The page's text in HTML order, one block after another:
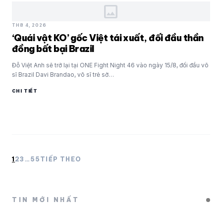
image
TH8 4, 2026
‘Quái vật KO’ gốc Việt tái xuất, đối đầu thần
đồng bất bại Brazil
Đỗ Việt Anh sẽ trở lại tại ONE Fight Night 46 vào ngày 15/8, đối đầu võ
sĩ Brazil Davi Brandao, võ sĩ trẻ sở…
CHI TIẾT
Phân
1 23 … 55 TIẾP THEO
TIN MỚI NHẤT